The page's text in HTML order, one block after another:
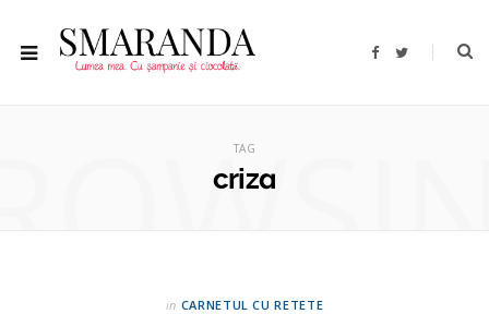
F
T
TAG
criza
in CARNETUL CU RETETE